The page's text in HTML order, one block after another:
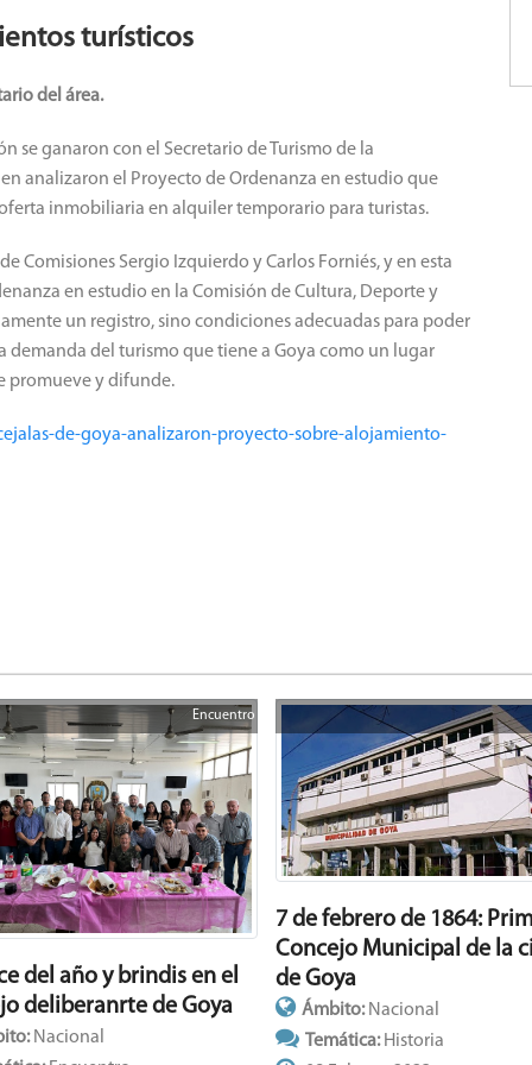
turísticos
del área.
se ganaron con el Secretario de Turismo de la
analizaron el Proyecto de Ordenanza en estudio que
inmobiliaria en alquiler temporario para turistas.
Comisiones Sergio Izquierdo y Carlos Forniés, y en esta
en estudio en la Comisión de Cultura, Deporte y
un registro, sino condiciones adecuadas para poder
del turismo que tiene a Goya como un lugar
promueve y difunde.
de-goya-analizaron-proyecto-sobre-alojamiento-
Encuentro
del año y brindis en el
deliberanrte de Goya
Nacional
7 de febrero de 1864:
Concejo Municipal de la
de Goya
Ámbito: Nacional
Temática: Historia